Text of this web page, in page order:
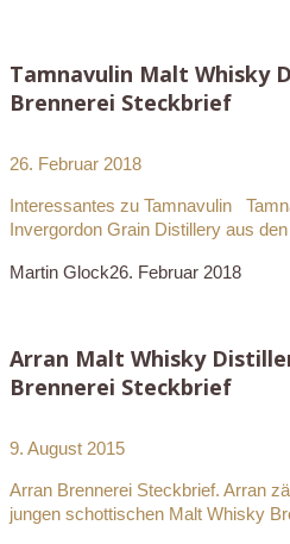
Tamnavulin Malt Whisky
Brennerei Steckbrief
26. Februar 2018
Interessantes zu Tamnavulin
Invergordon Grain Distillery aus
Martin Glock26. Februar 2018
Arran Malt Whisky
Brennerei Steckbrief
9. August 2015
Arran Brennerei Steckbrief. Arran
jungen schottischen Malt Whisky